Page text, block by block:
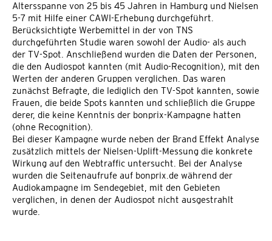
Altersspanne von 25 bis 45 Jahren in Hamburg und Nielsen
5-7 mit Hilfe einer CAWI-Erhebung durchgeführt.
Berücksichtigte Werbemittel in der von TNS
durchgeführten Studie waren sowohl der Audio- als auch
der TV-Spot. Anschließend wurden die Daten der Personen,
die den Audiospot kannten (mit Audio-Recognition), mit den
Werten der anderen Gruppen verglichen. Das waren
zunächst Befragte, die lediglich den TV-Spot kannten, sowie
Frauen, die beide Spots kannten und schließlich die Gruppe
derer, die keine Kenntnis der bonprix-Kampagne hatten
(ohne Recognition).
Bei dieser Kampagne wurde neben der Brand Effekt Analyse
zusätzlich mittels der Nielsen-Uplift-Messung die konkrete
Wirkung auf den Webtraffic untersucht. Bei der Analyse
wurden die Seitenaufrufe auf bonprix.de während der
Audiokampagne im Sendegebiet, mit den Gebieten
verglichen, in denen der Audiospot nicht ausgestrahlt
wurde.